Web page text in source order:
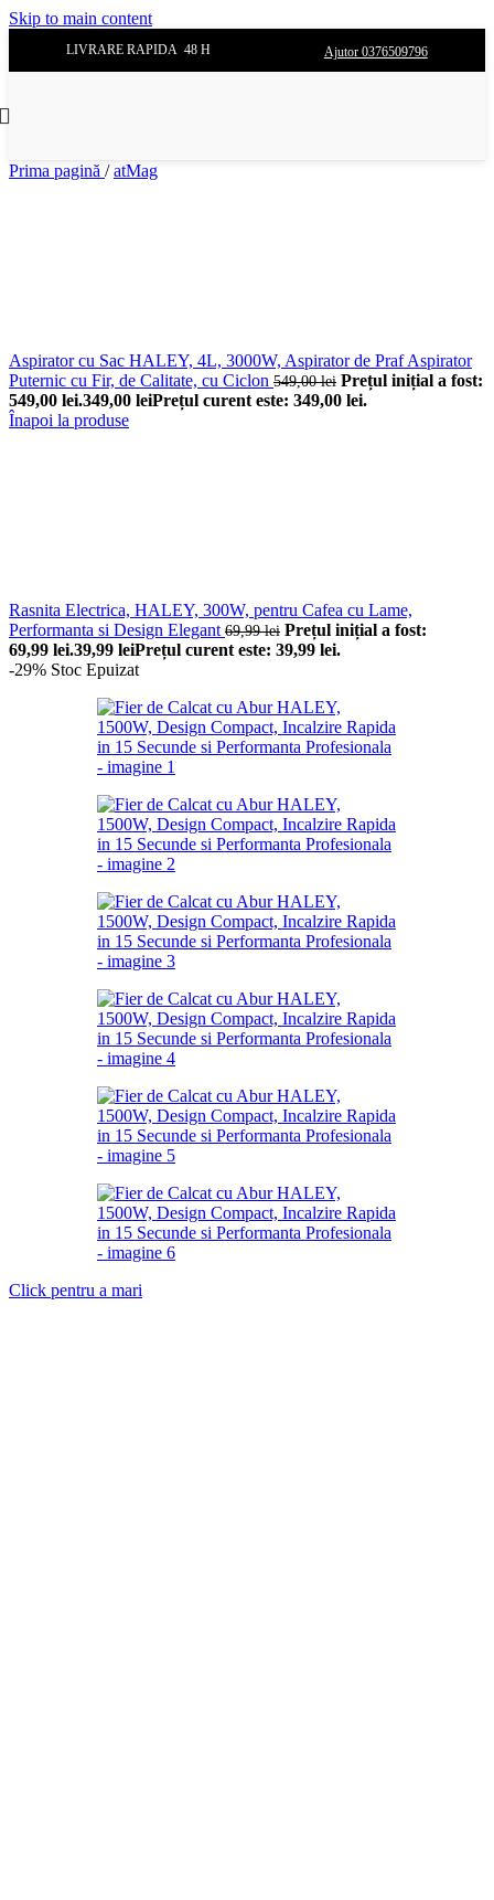
Skip to main content
LIVRARE RAPIDA 48 H Ajutor 0376509796
Prima pagină / atMag
Aspirator cu Sac HALEY, 4L, 3000W, Aspirator de Praf Aspirator
Puternic cu Fir, de Calitate, cu Ciclon 549,00lei Prețul inițial a fost:
549,00 lei.349,00 leiPrețul curent este: 349,00 lei.
Înapoi la produse
Rasnita Electrica, HALEY, 300W, pentru Cafea cu Lame,
Performanta si Design Elegant 69,99lei Prețul inițial a fost:
69,99 lei.39,99 leiPrețul curent este: 39,99 lei.
-29% Stoc Epuizat
Click pentru a mari